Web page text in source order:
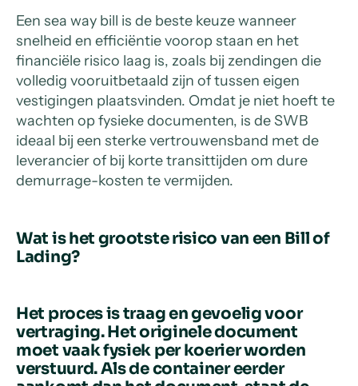
Een sea way bill is de beste keuze wanneer
snelheid en efficiëntie voorop staan en het
financiële risico laag is, zoals bij zendingen die
volledig vooruitbetaald zijn of tussen eigen
vestigingen plaatsvinden. Omdat je niet hoeft te
wachten op fysieke documenten, is de SWB
ideaal bij een sterke vertrouwensband met de
leverancier of bij korte transittijden om dure
demurrage-kosten te vermijden.
Wat is het grootste risico van een Bill of
Lading?
Het proces is traag en gevoelig voor
vertraging. Het originele document
moet vaak fysiek per koerier worden
verstuurd. Als de container eerder